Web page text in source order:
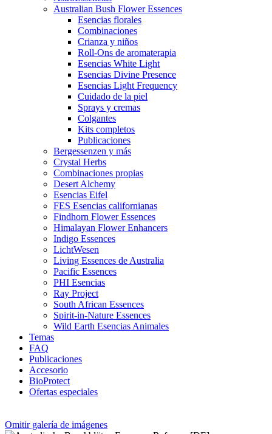
Australian Bush Flower Essences
Esencias florales
Combinaciones
Crianza y niños
Roll-Ons de aromaterapia
Esencias White Light
Esencias Divine Presence
Esencias Light Frequency
Cuidado de la piel
Sprays y cremas
Colgantes
Kits completos
Publicaciones
Bergessenzen y más
Crystal Herbs
Combinaciones propias
Desert Alchemy
Esencias Eifel
FES Esencias californianas
Findhorn Flower Essences
Himalayan Flower Enhancers
Indigo Essences
LichtWesen
Living Essences de Australia
Pacific Essences
PHI Esencias
Ray Project
South African Essences
Spirit-in-Nature Essences
Wild Earth Esencias Animales
Temas
FAQ
Publicaciones
Accesorio
BioProtect
Ofertas especiales
Omitir galería de imágenes